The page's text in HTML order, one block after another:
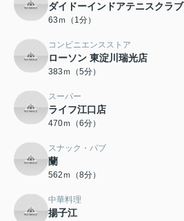
ダイドーインドアテニスクラブ
63ｍ（1分）
コンビニエンスストア
ローソン 東淀川瑞光店
383ｍ（5分）
スーパー
ライフ江口店
470ｍ（6分）
スナック・パブ
蘭
562ｍ（8分）
中華料理
揚子江